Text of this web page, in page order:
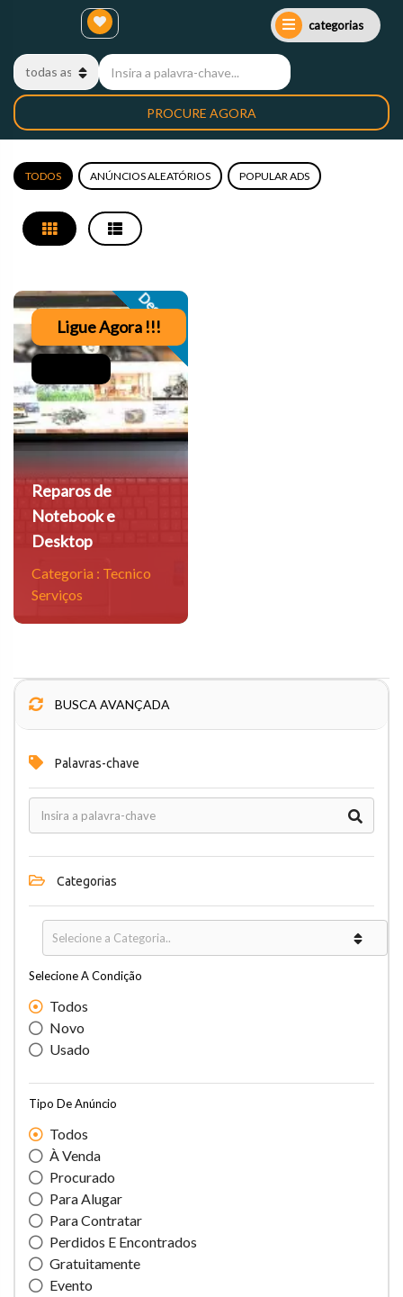
categorias
PROCURE AGORA
TODOS ANÚNCIOS ALEATÓRIOS POPULAR ADS
Destaque
Ligue Agora !!!
Reparos de
Notebook e
Desktop
Categoria : Tecnico
Serviços
BUSCA AVANÇADA
Palavras-chave
Categorias
Selecione A Condição
Todos
Novo
Usado
Tipo De Anúncio
Todos
À Venda
Procurado
Para Alugar
Para Contratar
Perdidos E Encontrados
Gratuitamente
Evento